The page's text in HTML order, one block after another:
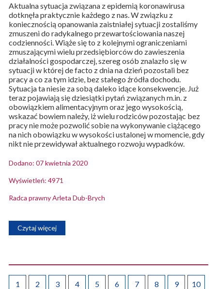
Aktualna sytuacja związana z epidemią koronawirusa
dotknęła praktycznie każdego z nas. W związku z
koniecznością opanowania zaistniałej sytuacji zostaliśmy
zmuszeni do radykalnego przewartościowania naszej
codzienności. Wiąże się to z kolejnymi ograniczeniami
zmuszającymi wielu przedsiębiorców do zawieszenia
działalności gospodarczej, szereg osób znalazło się w
sytuacji w której de facto z dnia na dzień pozostali bez
pracy a co za tym idzie, bez stałego źródła dochodu.
Sytuacja ta niesie za sobą daleko idące konsekwencje. Już
teraz pojawiają się dziesiątki pytań związanych m.in. z
obowiązkiem alimentacyjnym oraz jego wysokością,
wskazać bowiem należy, iż wielu rodziców pozostając bez
pracy nie może pozwolić sobie na wykonywanie ciążącego
na nich obowiązku w wysokości ustalonej w momencie, gdy
nikt nie przewidywał aktualnego rozwoju wypadków.
Dodano: 07 kwietnia 2020
Wyświetleń: 4971
Radca prawny Arleta Dub-Brych
Czytaj więcej
1 2 3 4 5 6 7 8 9
10